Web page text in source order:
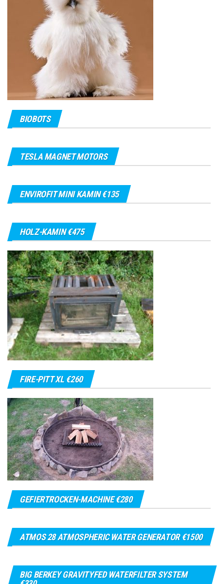
BIOBOTS
TESLA MAGNET MOTORS
ENVIROFIT MINI KAMIN €135
HOLZ-KAMIN €475
FIRE-PITT XL €260
GEFIERTROCKEN-MACHINE €280
ATMOS 28 ATMOSPHERIC WATER GENERATOR €1500
BIG BERKEY GRAVITYFED WATERFILTER SYSTEM